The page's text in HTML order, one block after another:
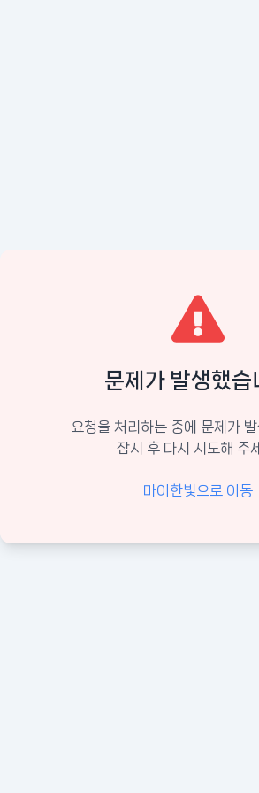
문제가 발생했습
요청을 처리하는 중에 문제가
잠시 후 다시 시도해 주
마이한빛으로 이동